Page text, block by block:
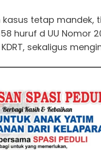
tetap mandek,
huruf d UU Nomor
sekaligus